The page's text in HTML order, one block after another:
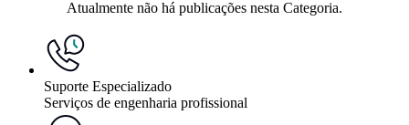
Atualmente não há publicações nesta Categoria.
Suporte Especializado
Serviços de engenharia profissional